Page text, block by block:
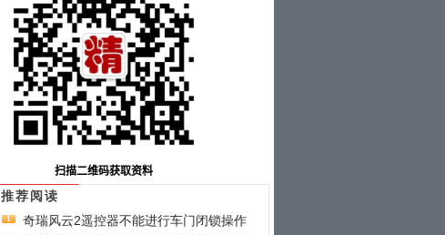
推荐阅读
1 奇瑞风云2遥控器不能进行车门闭锁操作